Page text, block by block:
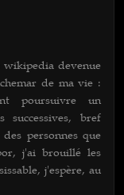
devenue
de ma vie :
poursuivre un
successives, bref
personnes que
j'ai brouillé les
j'espère, au